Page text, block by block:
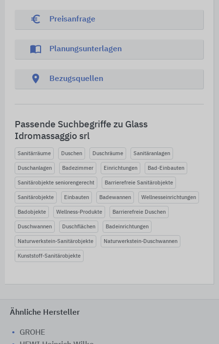
euro_symbol Preisanfrage
import_contacts Planungsunterlagen
location_on Bezugsquellen
Passende Suchbegriffe zu Glass
Idromassaggio srl
Sanitärräume Duschen Duschräume Sanitäranlagen
Duschanlagen Badezimmer Einrichtungen Bad-Einbauten
Sanitärobjekte seniorengerecht Barrierefreie Sanitärobjekte
Sanitärobjekte Einbauten Badewannen Wellnesseinrichtungen
Badobjekte Wellness-Produkte Barrierefreie Duschen
Duschwannen Duschflächen Badeinrichtungen
Naturwerkstein-Sanitärobjekte Naturwerkstein-Duschwannen
Kunststoff-Sanitärobjekte
Ähnliche Hersteller
GROHE